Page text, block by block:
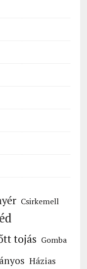
Csirkemell
tojás Gomba
Házias